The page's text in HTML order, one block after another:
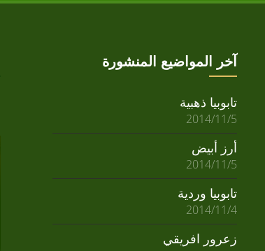
آخر المواضيع المنشورة
تابوبيا ذهبية
2014/11/5
أرز أبيض
2014/11/5
تابوبيا وردية
2014/11/4
زعرور افريقي